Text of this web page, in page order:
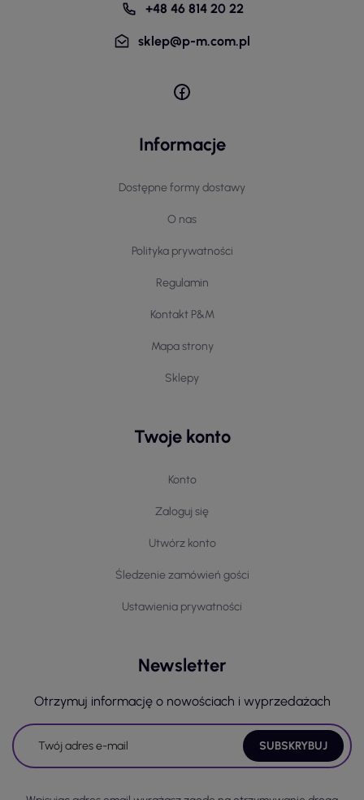
+48 46 814 20 22
sklep@p-m.com.pl
Informacje
Dostępne formy dostawy
O nas
Polityka prywatności
Regulamin
Kontakt P&M
Mapa strony
Sklepy
Twoje konto
Konto
Zaloguj się
Utwórz konto
Śledzenie zamówień gości
Ustawienia prywatności
Newsletter
Otrzymuj informację o nowościach i wyprzedażach